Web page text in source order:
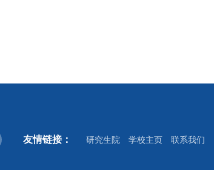
友情链接： 研究生院 学校主页 联系我们